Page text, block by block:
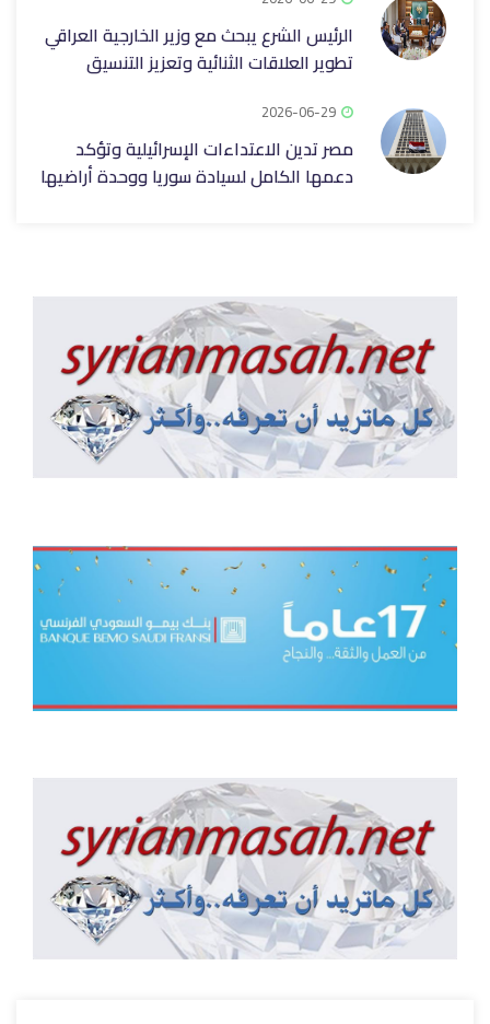
الرئيس الشرع يبحث مع وزير الخارجية العراقي
تطوير العلاقات الثنائية وتعزيز التنسيق
2026-06-29
مصر تدين الاعتداءات الإسرائيلية وتؤكد
دعمها الكامل لسيادة سوريا ووحدة أراضيها